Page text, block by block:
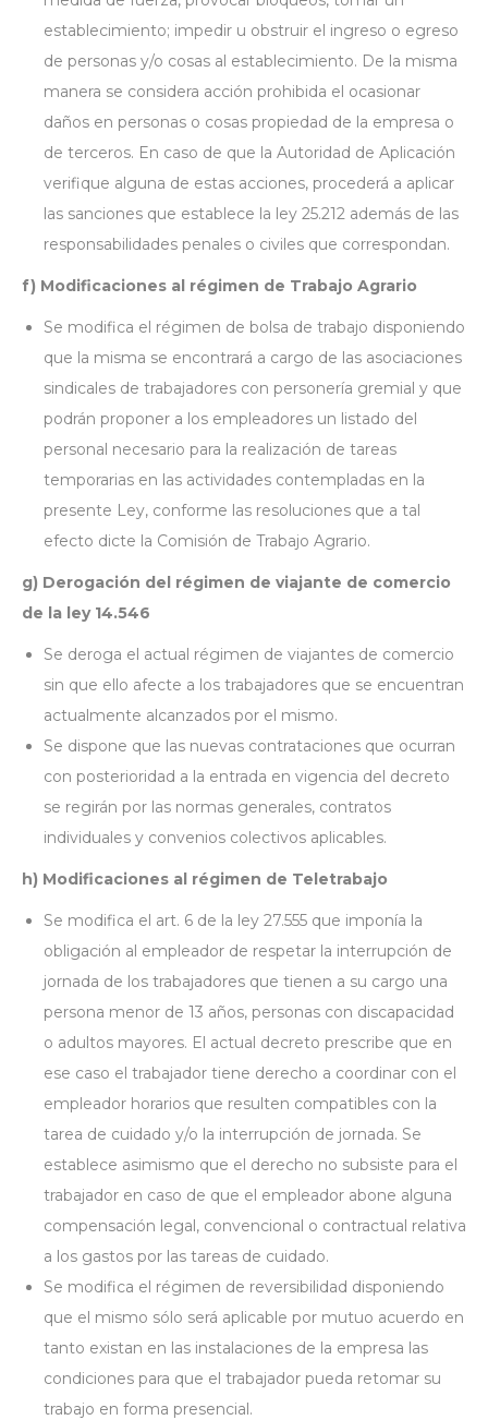
establecimiento; impedir u obstruir el ingreso o egreso
de personas y/o cosas al establecimiento. De la misma
manera se considera acción prohibida el ocasionar
daños en personas o cosas propiedad de la empresa o
de terceros. En caso de que la Autoridad de Aplicación
verifique alguna de estas acciones, procederá a aplicar
las sanciones que establece la ley 25.212 además de las
responsabilidades penales o civiles que correspondan.
f) Modificaciones al régimen de Trabajo Agrario
Se modifica el régimen de bolsa de trabajo disponiendo
que la misma se encontrará a cargo de las asociaciones
sindicales de trabajadores con personería gremial y que
podrán proponer a los empleadores un listado del
personal necesario para la realización de tareas
temporarias en las actividades contempladas en la
presente Ley, conforme las resoluciones que a tal
efecto dicte la Comisión de Trabajo Agrario.
g) Derogación del régimen de viajante de comercio
de la ley 14.546
Se deroga el actual régimen de viajantes de comercio
sin que ello afecte a los trabajadores que se encuentran
actualmente alcanzados por el mismo.
Se dispone que las nuevas contrataciones que ocurran
con posterioridad a la entrada en vigencia del decreto
se regirán por las normas generales, contratos
individuales y convenios colectivos aplicables.
h) Modificaciones al régimen de Teletrabajo
Se modifica el art. 6 de la ley 27.555 que imponía la
obligación al empleador de respetar la interrupción de
jornada de los trabajadores que tienen a su cargo una
persona menor de 13 años, personas con discapacidad
o adultos mayores. El actual decreto prescribe que en
ese caso el trabajador tiene derecho a coordinar con el
empleador horarios que resulten compatibles con la
tarea de cuidado y/o la interrupción de jornada. Se
establece asimismo que el derecho no subsiste para el
trabajador en caso de que el empleador abone alguna
compensación legal, convencional o contractual relativa
a los gastos por las tareas de cuidado.
Se modifica el régimen de reversibilidad disponiendo
que el mismo sólo será aplicable por mutuo acuerdo en
tanto existan en las instalaciones de la empresa las
condiciones para que el trabajador pueda retomar su
trabajo en forma presencial.